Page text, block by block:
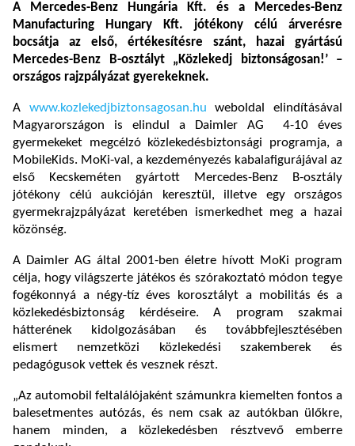
A Mercedes-Benz Hungária Kft. és a Mercedes-Benz
Manufacturing Hungary Kft. jótékony célú árverésre
bocsátja az első, értékesítésre szánt, hazai gyártású
Mercedes-Benz B-osztályt „Közlekedj biztonságosan!’ –
országos rajzpályázat gyerekeknek.
A www.kozlekedjbiztonsagosan.hu weboldal elindításával
Magyarországon is elindul a Daimler AG 4-10 éves
gyermekeket megcélzó közlekedésbiztonsági programja, a
MobileKids. MoKi-val, a kezdeményezés kabalafigurájával az
első Kecskeméten gyártott Mercedes-Benz B-osztály
jótékony célú aukcióján keresztül, illetve egy országos
gyermekrajzpályázat keretében ismerkedhet meg a hazai
közönség.
A Daimler AG által 2001-ben életre hívott MoKi program
célja, hogy világszerte játékos és szórakoztató módon tegye
fogékonnyá a négy-tíz éves korosztályt a mobilitás és a
közlekedésbiztonság kérdéseire. A program szakmai
hátterének kidolgozásában és továbbfejlesztésében
elismert nemzetközi közlekedési szakemberek és
pedagógusok vettek és vesznek részt.
„Az automobil feltalálójaként számunkra kiemelten fontos a
balesetmentes autózás, és nem csak az autókban ülőkre,
hanem minden, a közlekedésben résztvevő emberre